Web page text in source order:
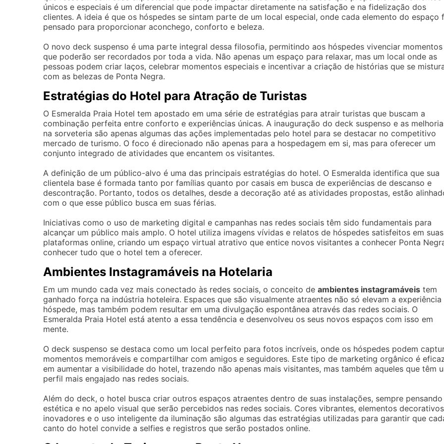
únicos e especiais é um diferencial que pode impactar diretamente na satisfação e na fidelização dos
clientes. A ideia é que os hóspedes se sintam parte de um local especial, onde cada elemento do espaço
pensado para proporcionar aconchego, conforto e beleza.
O novo deck suspenso é uma parte integral dessa filosofia, permitindo aos hóspedes vivenciar momentos
que poderão ser recordados por toda a vida. Não apenas um espaço para relaxar, mas um local onde as
pessoas podem criar laços, celebrar momentos especiais e incentivar a criação de histórias que se
com as belezas de Ponta Negra.
Estratégias do Hotel para Atração de Turistas
O Esmeralda Praia Hotel tem apostado em uma série de estratégias para atrair turistas que buscam a
combinação perfeita entre conforto e experiências únicas. A inauguração do deck suspenso e as
na sorveteria são apenas algumas das ações implementadas pelo hotel para se destacar no competitivo
mercado de turismo. O foco é direcionado não apenas para a hospedagem em si, mas para oferecer um
conjunto integrado de atividades que encantem os visitantes.
A definição de um público-alvo é uma das principais estratégias do hotel. O Esmeralda identifica que sua
clientela base é formada tanto por famílias quanto por casais em busca de experiências de descanso e
descontração. Portanto, todos os detalhes, desde a decoração até as atividades propostas, estão
com o que esse público busca em suas férias.
Iniciativas como o uso de marketing digital e campanhas nas redes sociais têm sido fundamentais para
alcançar um público mais amplo. O hotel utiliza imagens vívidas e relatos de hóspedes satisfeitos em suas
plataformas online, criando um espaço virtual atrativo que entice novos visitantes a conhecer Ponta
conhecer tudo que o hotel tem a oferecer.
Ambientes Instagramáveis na Hotelaria
Em um mundo cada vez mais conectado às redes sociais, o conceito de ambientes instagramáveis tem
ganhado força na indústria hoteleira. Espaces que são visualmente atraentes não só elevam a experiência
hóspede, mas também podem resultar em uma divulgação espontânea através das redes sociais. O
Esmeralda Praia Hotel está atento a essa tendência e desenvolveu os seus novos espaços com isso em
mente.
O deck suspenso se destaca como um local perfeito para fotos incríveis, onde os hóspedes podem
momentos memoráveis e compartilhar com amigos e seguidores. Este tipo de marketing orgânico é
em aumentar a visibilidade do hotel, trazendo não apenas mais visitantes, mas também aqueles que têm
perfil mais engajado nas redes sociais.
Além do deck, o hotel busca criar outros espaços atraentes dentro de suas instalações, sempre pensando
estética e no apelo visual que serão percebidos nas redes sociais. Cores vibrantes, elementos decorativos
inovadores e o uso inteligente da iluminação são algumas das estratégias utilizadas para garantir que
canto do hotel convide a selfies e registros que serão postados online.